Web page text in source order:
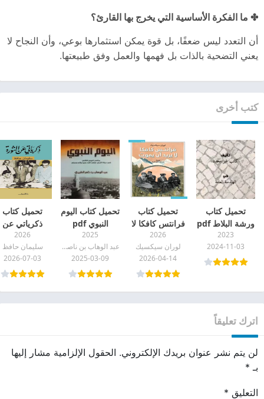
✤ ما الفكرة الأساسية التي يخرج بها القارئ؟
أن التعدد ليس ضعفًا، بل قوة يمكن استثمارها بوعي، وأن النجاح لا
يعني التضحية بالذات بل فهمها والعمل وفق طبيعتها.
كتب أخرى
تحميل كتاب
ورشة البلاط pdf
2023
2024-11-03
تحميل كتاب
فرانتس كافكا لا
يريد أن يموت
pdf
2026
لوران سيكسيك
2026-04-14
تحميل كتاب اليوم
النبوي pdf
2025
عبد الوهاب بن ناصر الطريري
2025-03-09
تحميل كتاب
ذكرياتي عن
الثورة pdf
2026
سليمان حافظ
2026-07-03
اترك تعليقاً
لن يتم نشر عنوان بريدك الإلكتروني. الحقول الإلزامية مشار إليها
بـ *
التعليق *